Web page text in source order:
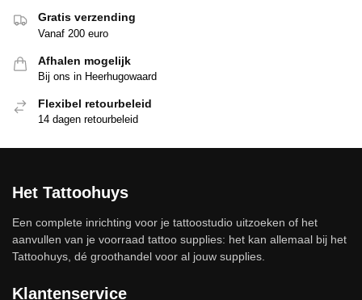
Gratis verzending
Vanaf 200 euro
Afhalen mogelijk
Bij ons in Heerhugowaard
Flexibel retourbeleid
14 dagen retourbeleid
Het Tattoohuys
Een complete inrichting voor je tattoostudio uitzoeken of het
aanvullen van je voorraad tattoo supplies: het kan allemaal bij het
Tattoohuys, dé groothandel voor al jouw supplies.
Klantenservice